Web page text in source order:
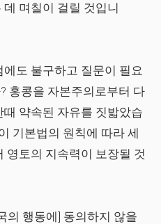
며칠이 걸릴 것입니
도 불구하고 질문이 필요
홍콩을 자본주의로부터 다
약속된 자유를 짓밟았습
기본법의 원칙에 따라 세
영토의 지속력이 보장될 것
의 행동에] 동의하지 않을